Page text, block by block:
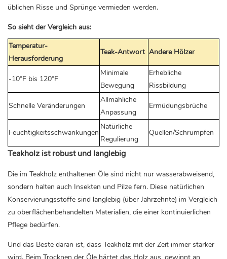
üblichen Risse und Sprünge vermieden werden.
So sieht der Vergleich aus:
Temperatur-
Herausforderung
Teak-Antwort Andere Hölzer
-10°F bis 120°F
Minimale
Bewegung
Erhebliche
Rissbildung
Schnelle Veränderungen
Allmähliche
Anpassung
Ermüdungsbrüche
Feuchtigkeitsschwankungen
Natürliche
Regulierung
Quellen/Schrumpfen
Teakholz ist robust und langlebig
Die im Teakholz enthaltenen Öle sind nicht nur wasserabweisend,
sondern halten auch Insekten und Pilze fern. Diese natürlichen
Konservierungsstoffe sind langlebig (über Jahrzehnte) im Vergleich
zu oberflächenbehandelten Materialien, die einer kontinuierlichen
Pflege bedürfen.
Und das Beste daran ist, dass Teakholz mit der Zeit immer stärker
wird. Beim Trocknen der Öle härtet das Holz aus, gewinnt an